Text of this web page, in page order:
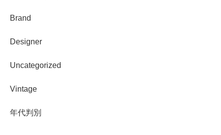
Brand
Designer
Uncategorized
Vintage
年代判別